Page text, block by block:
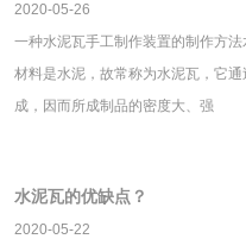
2020-05-26
一种水泥瓦手工制作装置的制作方
材料是水泥，故常称为水泥瓦，它
成，因而所成制品的密度大、强
水泥瓦的优缺点？
2020-05-22